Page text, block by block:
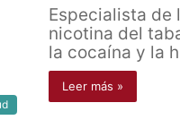
Especialista de
nicotina del
la cocaína y la
Leer más »